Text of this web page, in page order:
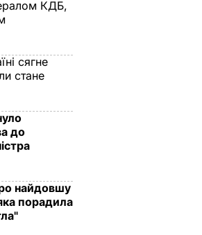
КДБ,
сягне
стане
до
найдовшу
порадила